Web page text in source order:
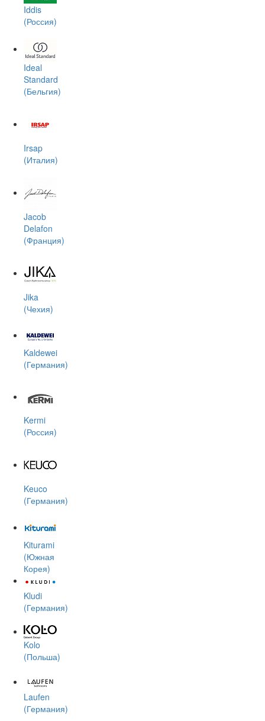
Iddis
(Россия)
Ideal
Standard
(Бельгия)
Irsap
(Италия)
Jacob
Delafon
(Франция)
Jika
(Чехия)
Kaldewei
(Германия)
Kermi
(Россия)
Keuco
(Германия)
Kiturami
(Южная
Корея)
Kludi
(Германия)
Kolo
(Польша)
Laufen
(Германия)